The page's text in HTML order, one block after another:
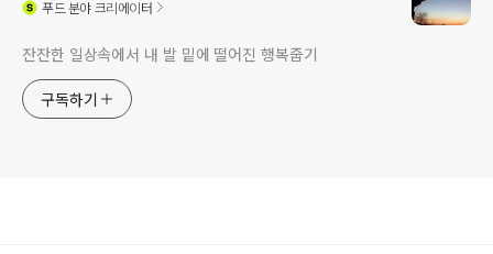
푸드분야 크리에이터
잔잔한 일상속에서 내 발 밑에 떨어진 행복줍기
구독하기